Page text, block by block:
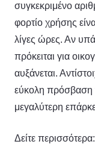
συγκεκριμένο
φορτίο χρήσης
λίγες ώρες. Αν
πρόκειται για
αυξάνεται.
εύκολη πρόσβαση
μεγαλύτερη
Δείτε περισσότερα: